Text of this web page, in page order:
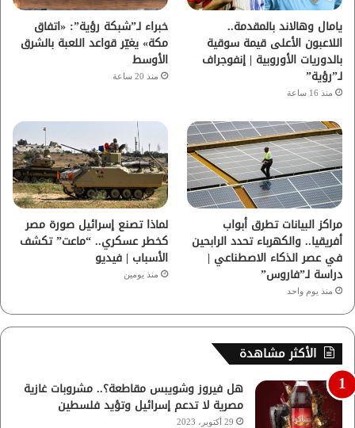
ا
م
يامال وهالاند بالمقدمة..
اللاعبون الأعلى قيمة سوقية
بالدوريات الأوروبية | إنفوجراف
لـ”رؤية”
منذ 16 ساعة
خبراء لـ”شبكة رؤية”: «اتفاق
مكة» يغيّر قواعد اللعبة بالشرق
الأوسط
منذ 20 ساعة
مراكز البيانات تطرق أبواب
أفريقيا.. والكهرباء تحدد الرابحين
في عصر الذكاء الاصطناعي |
دراسة لـ”فاروس”
منذ يوم واحد
لماذا تصنع إسرائيل صورة مصر
كخطر عسكري.. “ماعت” تكشف
الأسباب | فيديو
منذ يومين
الأكثر مشاهدة
هل فيروز وشويبس مقاطعة؟.. مشروبات غازية
مصرية لا تدعم إسرائيل وتؤيد فلسطين
29 أكتوبر، 2023